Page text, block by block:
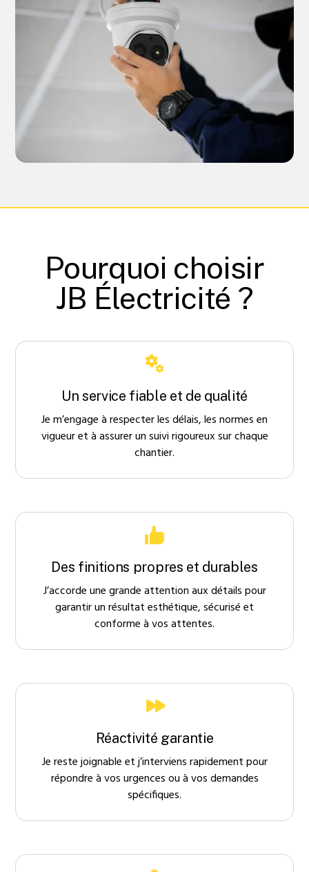
Pourquoi choisir
JB Électricité ?
Un service fiable et de qualité
Je m’engage à respecter les délais, les normes en
vigueur et à assurer un suivi rigoureux sur chaque
chantier.
Des finitions propres et durables
J’accorde une grande attention aux détails pour
garantir un résultat esthétique, sécurisé et
conforme à vos attentes.
Réactivité garantie
Je reste joignable et j’interviens rapidement pour
répondre à vos urgences ou à vos demandes
spécifiques.